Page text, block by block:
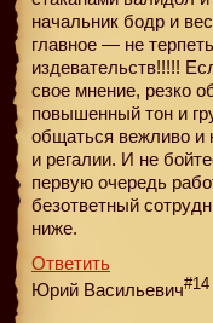
начальник бодр и
главное — не
издевательств!!!!!
свое мнение, резко
повышенный тон и
общаться вежливо и
и регалии. И не
первую очередь
безответный
ниже.
Ответить
Юрий Васильевич#14